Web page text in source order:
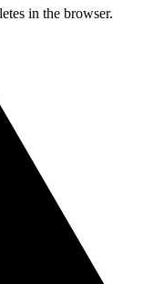
in the browser.